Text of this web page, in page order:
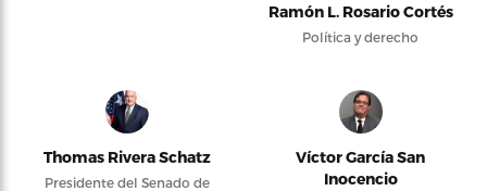
Ramón L. Rosario Cortés
Política y derecho
Thomas Rivera Schatz
Presidente del Senado de
Víctor García San
Inocencio